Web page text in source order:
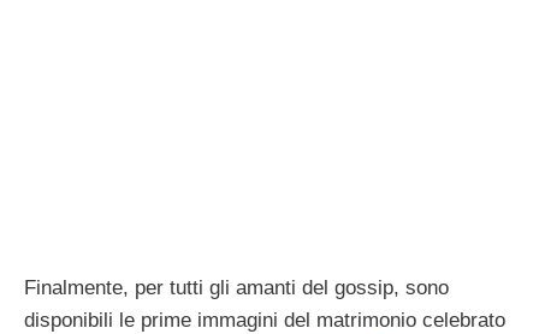
Finalmente, per tutti gli amanti del gossip, sono
disponibili le prime immagini del matrimonio celebrato